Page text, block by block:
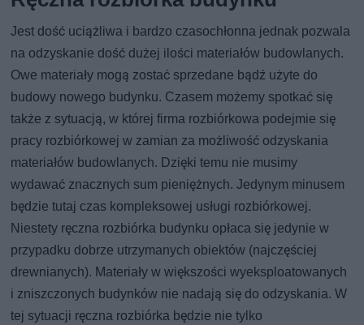
Jest dość uciążliwa i bardzo czasochłonna jednak pozwala
na odzyskanie dość dużej ilości materiałów budowlanych.
Owe materiały mogą zostać sprzedane bądź użyte do
budowy nowego budynku. Czasem możemy spotkać się
także z sytuacją, w której firma rozbiórkowa podejmie się
pracy rozbiórkowej w zamian za możliwość odzyskania
materiałów budowlanych. Dzięki temu nie musimy
wydawać znacznych sum pieniężnych. Jedynym minusem
będzie tutaj czas kompleksowej usługi rozbiórkowej.
Niestety ręczna rozbiórka budynku opłaca się jedynie w
przypadku dobrze utrzymanych obiektów (najczęściej
drewnianych). Materiały w większości wyeksploatowanych
i zniszczonych budynków nie nadają się do odzyskania. W
tej sytuacji ręczna rozbiórka będzie nie tylko